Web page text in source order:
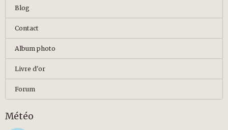
Blog
Contact
Album photo
Livre d'or
Forum
Météo